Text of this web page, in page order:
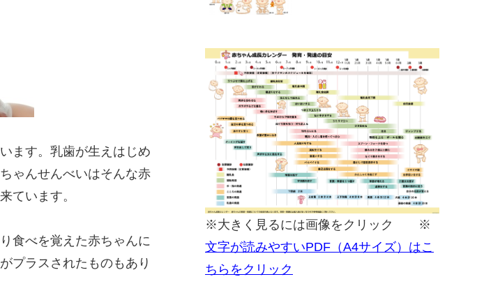
ます。乳歯が生えはじめ
ゃんせんべいはそんな赤
ています。
食べを覚えた赤ちゃんに
プラスされたものもあり
※大きく見るには画像をクリック ※
文字が読みやすいPDF（A4サイズ）はこ
ちらをクリック